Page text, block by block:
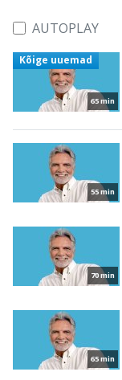
AUTOPLAY
65 min
Kõige uuemad
55 min
70 min
65 min